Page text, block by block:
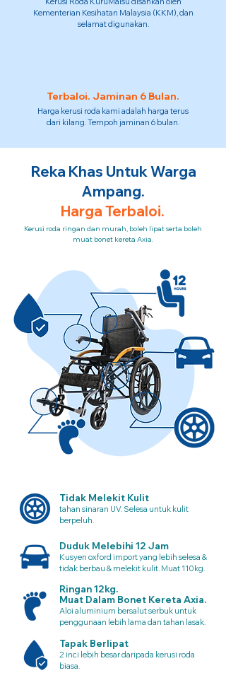
Kementerian Kesihatan Malaysia (KKM), dan
selamat digunakan.
Terbaloi. Jaminan 6 Bulan.
Harga kerusi roda kami adalah harga terus
dari kilang. Tempoh jaminan 6 bulan.
Reka Khas Untuk Warga
Ampang.
Harga Terbaloi.
Kerusi roda ringan dan murah, boleh lipat serta boleh
muat bonet kereta Axia.
Tidak Melekit Kulit
tahan sinaran UV. Selesa untuk kulit
berpeluh.
Duduk Melebihi 12 Jam
Kusyen oxford import yang lebih selesa &
tidak berbau & melekit kulit. Muat 110kg.
Ringan 12kg.
Muat Dalam Bonet Kereta Axia.
Aloi aluminium bersalut serbuk untuk
penggunaan lebih lama dan tahan lasak.
Tapak Berlipat
2 inci lebih besar daripada kerusi roda
biasa.